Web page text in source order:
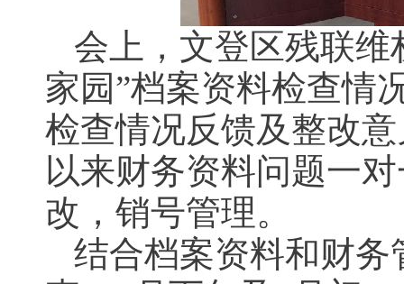
会上，文登区残联
家园”档案资料检查情
检查情况反馈及整改
以来财务资料问题一
改，销号管理。
结合档案资料和财